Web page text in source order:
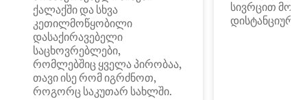
ქალაქში და სხვა
კეთილმოწყობილი
დასაქირავებელი
საცხოვრებლები,
რომლებშიც ყველა პირობაა,
თავი ისე რომ იგრძნოთ,
როგორც საკუთარ სახლში.
სივრცით
დისტანციური